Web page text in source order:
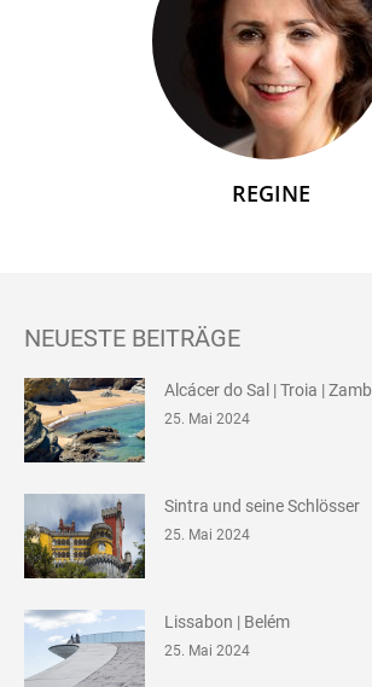
REGINE
NEUESTE BEITRÄGE
Alcácer do Sal | Troia |
25. Mai 2024
Sintra und seine Schlösser
25. Mai 2024
Lissabon | Belém
25. Mai 2024